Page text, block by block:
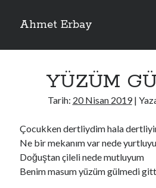
Ahmet Erbay
Yan
Menü
ELİF BENİ BIRAKMA
ÖLÜM GELSİN
DOĞRU YOLDAN ÇIKAMAM
Son Yorumlar
YÜZÜM
Tarih: 20 Nisan 2019|
Çocukken dertliydim hala
Ne bir mekanım var nede
Doğuştan çileli nede mutluyum
Benim masum yüzüm gülmedi